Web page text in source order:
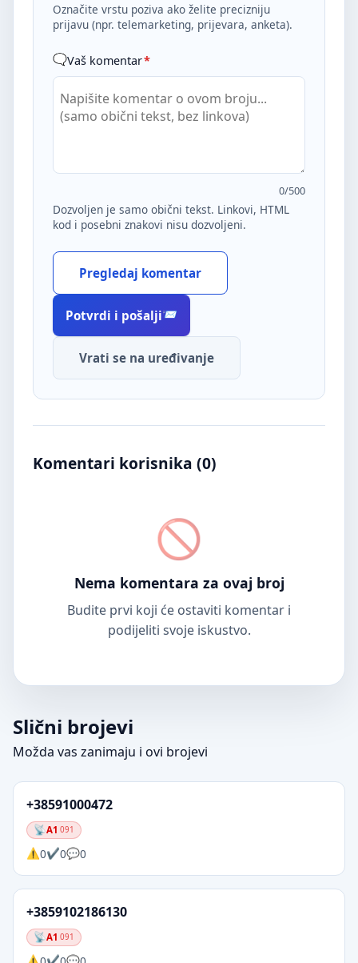
Označite vrstu poziva ako želite precizniju
prijavu (npr. telemarketing, prijevara, anketa).
Vaš komentar*
0/500
Dozvoljen je samo obični tekst. Linkovi, HTML
kod i posebni znakovi nisu dozvoljeni.
Pregledaj komentar
Potvrdi i pošalji
Vrati se na uređivanje
Komentari korisnika (0)
Nema komentara za ovaj broj
Budite prvi koji će ostaviti komentar i
podijeliti svoje iskustvo.
Slični brojevi
Možda vas zanimaju i ovi brojevi
+38591000472
A1 091
0 0 0
+3859102186130
A1 091